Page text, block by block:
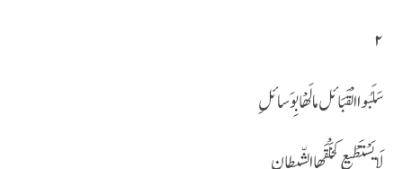
۲
سَلَبُوا الْقَبَا ئل ما لَھْا بِوَسائلِ
لَا یَسْتَطْیع کخَلْقَھا الشّیطان